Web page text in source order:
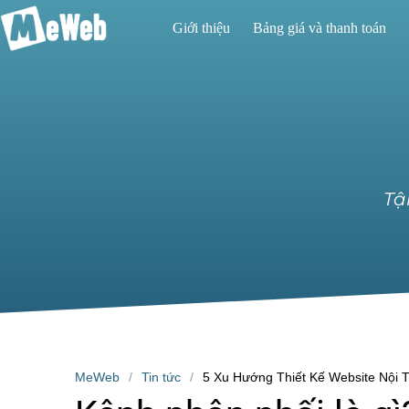
Giới thiệu Bảng giá và thanh toán
MeWeb Tin tức 5 Xu Hướng Thiết Kế Website Nội